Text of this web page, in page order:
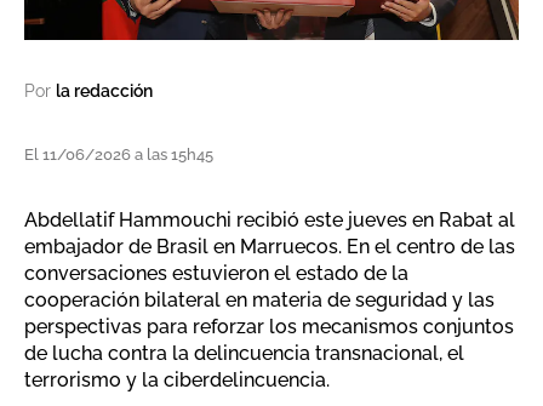
Por la redacción
El 11/06/2026 a las 15h45
Abdellatif Hammouchi recibió este jueves en Rabat al
embajador de Brasil en Marruecos. En el centro de las
conversaciones estuvieron el estado de la
cooperación bilateral en materia de seguridad y las
perspectivas para reforzar los mecanismos conjuntos
de lucha contra la delincuencia transnacional, el
terrorismo y la ciberdelincuencia.